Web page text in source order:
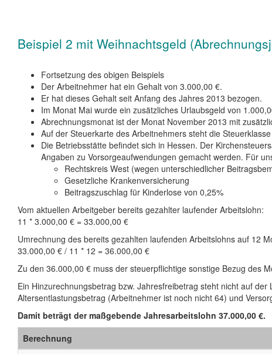
Beispiel 2 mit Weihnachtsgeld
Fortsetzung des obigen Beispiels
Der Arbeitnehmer hat ein Gehalt von 3.000,00 €.
Er hat dieses Gehalt seit Anfang des Jahres 2013 bezogen.
Im Monat Mai wurde ein zusätzliches Urlaubsgeld von
Abrechnungsmonat ist der Monat November 2013 mit
Auf der Steuerkarte des Arbeitnehmers steht die
Die Betriebsstätte befindet sich in Hessen. Der
Angaben zu Vorsorgeaufwendungen gemacht werden. Für
Rechtskreis West (wegen unterschiedlicher
Gesetzliche Krankenversicherung
Beitragszuschlag für Kinderlose von 0,25%
Vom aktuellen Arbeitgeber bereits gezahlter laufender Arbeitslohn:
11 * 3.000,00 € = 33.000,00 €
Umrechnung des bereits gezahlten laufenden Arbeitslohns auf 12
33.000,00 € / 11 * 12 = 36.000,00 €
Zu den 36.000,00 € muss der steuerpflichtige sonstige Bezug des
Ein Hinzurechnungsbetrag bzw. Jahresfreibetrag steht nicht auf der
Altersentlastungsbetrag (Arbeitnehmer ist noch nicht 64) und
Damit beträgt der maßgebende Jahresarbeitslohn 37.000,00 €.
Berechnung